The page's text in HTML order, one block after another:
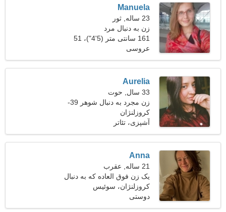
Manuela
23 ساله, ثور
زن به دنبال مرد
161 سانتی متر (5'4")، 51
کیلوگرم (112 پوند)
عروسی
Aurelia
33 سال, حوت
زن مجرد به دنبال شوهر 39-
42
کروزلنژان
آشپزی، تئاتر
Anna
21 ساله, عقرب
یک زن فوق العاده که به دنبال
یک رابطه عاشقانه است
کروزلنژان، سوئیس
دوستی